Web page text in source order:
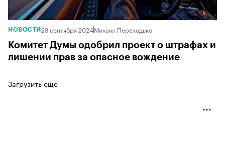
НОВОСТИ 23 сентября 2024Михаил Переходько
Комитет Думы одобрил проект о штрафах и
лишении прав за опасное вождение
Загрузить еще